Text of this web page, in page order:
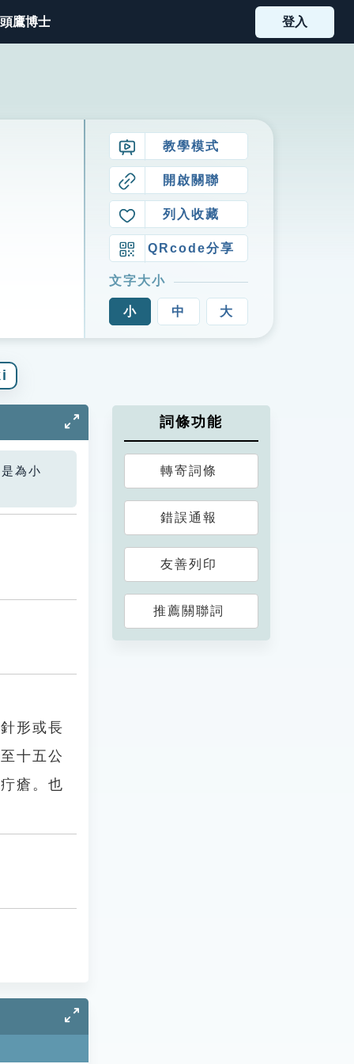
鷹博士 登入
教學模式
開啟關聯
列入收藏
QRcode分享
文字大小
小 中 大
為小
形或長
十五公
瘡。也
詞條功能
轉寄詞條
錯誤通報
友善列印
推薦關聯詞